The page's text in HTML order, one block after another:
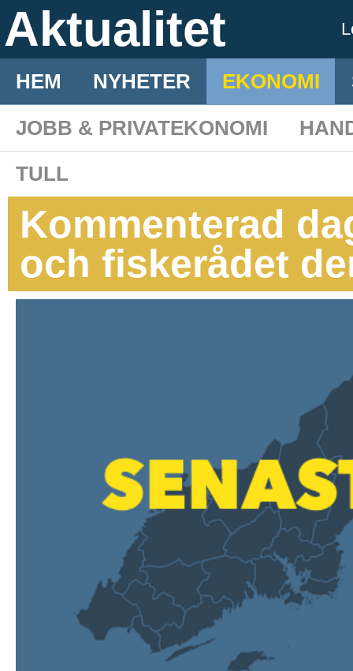
Aktualitet
HEM NYHETER EKONOMI
JOBB & PRIVATEKONOMI
TULL
Kommenterad
och fiskerådet